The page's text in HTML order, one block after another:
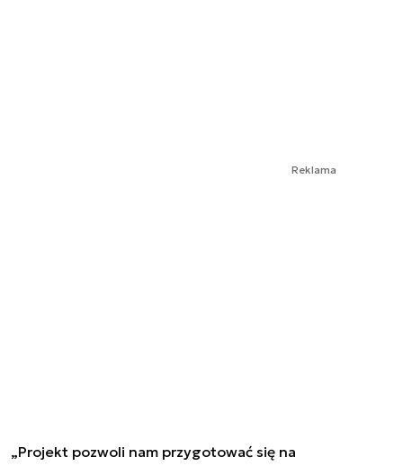
Reklama
„Projekt pozwoli nam przygotować się na